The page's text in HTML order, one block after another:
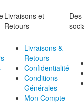
Livraisons et
Retours
Livraisons &
Retours
Confidentialité
Conditions
Générales
Mon Compte